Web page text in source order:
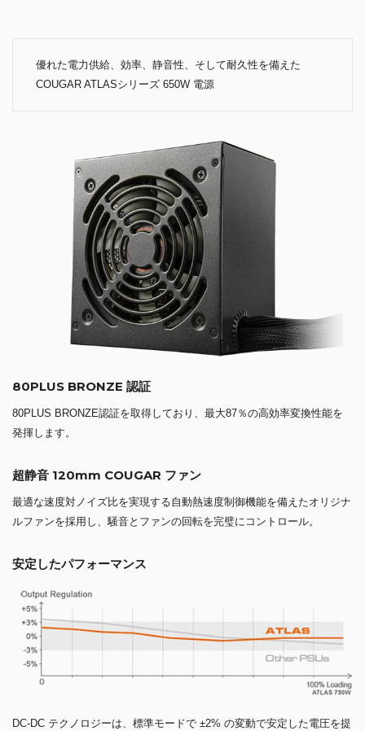
優れた電力供給、効率、静音性、そして耐久性を備えた
COUGAR ATLASシリーズ 650W 電源
80PLUS BRONZE 認証
80PLUS BRONZE認証を取得しており、最大87％の高効率変換性能を
発揮します。
超静音 120mm COUGAR ファン
最適な速度対ノイズ比を実現する自動熱速度制御機能を備えたオリジナ
ルファンを採用し、騒音とファンの回転を完璧にコントロール。
安定したパフォーマンス
DC-DC テクノロジーは、標準モードで ±2% の変動で安定した電圧を提